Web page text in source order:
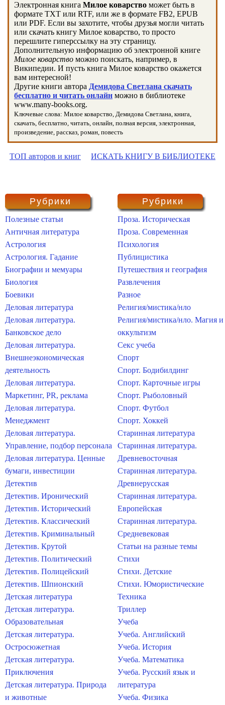
Электронная книга Милое коварство может быть в
формате TXT или RTF, или же в формате FB2, EPUB
или PDF. Если вы захотите, чтобы друзья могли читать
или скачать книгу Милое коварство, то просто
перешлите гиперссылку на эту страницу.
Дополнительную информацию об электронной книге
Милое коварство можно поискать, например, в
Википедии. И пусть книга Милое коварство окажется
вам интересной!
Другие книги автора Демидова Светлана скачать
бесплатно и читать онлайн можно в библиотеке
www.many-books.org.
Ключевые слова: Милое коварство, Демидова Светлана, книга,
скачать, бесплатно, читать, онлайн, полная версия, электронная,
произведение, рассказ, роман, повесть
ТОП авторов и книг ИСКАТЬ КНИГУ В БИБЛИОТЕКЕ
Рубрики
Полезные статьи
Античная литература
Астрология
Астрология. Гадание
Биографии и мемуары
Биология
Боевики
Деловая литература
Деловая литература.
Банковское дело
Деловая литература.
Внешнеэкономическая
деятельность
Деловая литература.
Маркетинг, PR, реклама
Деловая литература.
Менеджмент
Деловая литература.
Управление, подбор персонала
Деловая литература. Ценные
бумаги, инвестиции
Детектив
Детектив. Иронический
Детектив. Исторический
Детектив. Классический
Детектив. Криминальный
Детектив. Крутой
Детектив. Политический
Детектив. Полицейский
Детектив. Шпионский
Детская литература
Детская литература.
Образовательная
Детская литература.
Остросюжетная
Детская литература.
Приключения
Детская литература. Природа
и животные
Рубрики
Проза. Историческая
Проза. Современная
Психология
Публицистика
Путешествия и география
Развлечения
Разное
Религия/мистика/нло
Религия/мистика/нло. Магия и
оккультизм
Секс учеба
Спорт
Спорт. Бодибилдинг
Спорт. Карточные игры
Спорт. Рыболовный
Спорт. Футбол
Спорт. Хоккей
Старинная литература
Старинная литература.
Древневосточная
Старинная литература.
Древнерусская
Старинная литература.
Европейская
Старинная литература.
Средневековая
Статьи на разные темы
Стихи
Стихи. Детские
Стихи. Юмористические
Техника
Триллер
Учеба
Учеба. Английский
Учеба. История
Учеба. Математика
Учеба. Русский язык и
литература
Учеба. Физика